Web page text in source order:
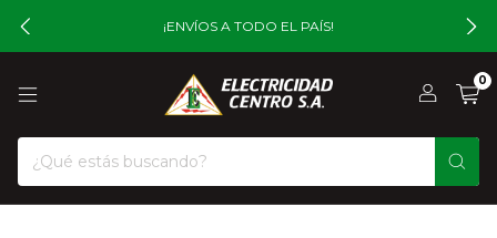
¡ENVÍOS A TODO EL PAÍS!
0